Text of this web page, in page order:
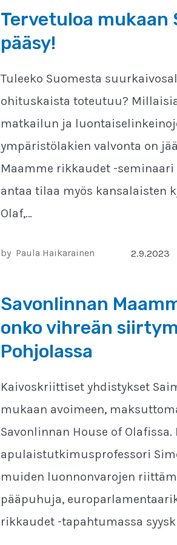
Tervetuloa mukaan
pääsy!
Tuleeko Suomesta
ohituskaista toteutuu?
matkailun ja
ympäristölakien valvonta on
Maamme rikkaudet -
antaa tilaa myös kansalaisten
Olaf,…
by Paula Haikarainen 2.9.2023
Savonlinnan
onko vihreän
Pohjolassa
Kaivoskriittiset yhdistykset
mukaan avoimeen,
Savonlinnan House of
apulaistutkimusprofessori
muiden luonnonvarojen
pääpuhuja,
rikkaudet -tapahtumassa